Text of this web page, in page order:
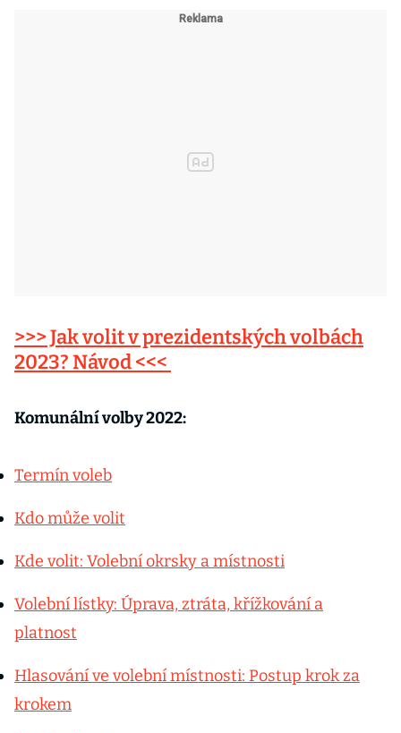
>>> Jak volit v prezidentských volbách
2023? Návod <<<
Komunální volby 2022:
Termín voleb
Kdo může volit
Kde volit: Volební okrsky a místnosti
Volební lístky: Úprava, ztráta, křížkování a
platnost
Hlasování ve volební místnosti: Postup krok za
krokem